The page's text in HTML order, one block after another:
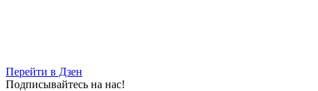
Перейти в Дзен
Подписывайтесь на нас!